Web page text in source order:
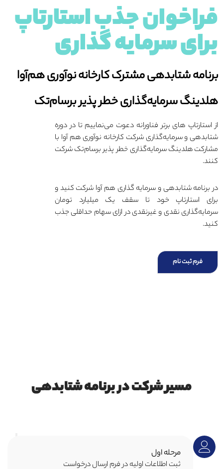
فراخوان جذب استارتاپ
برای سرمایه گذاری
برنامه شتابدهی مشترک کارخانه نوآوری هم‌آوا
هلدینگ سرمایه‌گذاری خطر پذیر برسام‌تک
از استارتاپ های برتر فناورانه دعوت می‌نماییم تا در دوره
شتابدهی و سرمایه‌گذاری شرکت کارخانه نوآوری هم آوا با
مشارکتهلدینگ سرمایه‌گذاری خطر پذیر برسام‌تکشرکت
کنند.
در برنامه شتابدهی و سرمایه گذاری هم آوا شرکت کنید و
برای استارتاپ خود تا سقف یک میلیارد تومان
سرمایه‌گذاری نقدی و غیرنقدی در ازای سهام حداقلی جذب
کنید.
فرم ثبت نام
مسیر شرکت در برنامه شتابدهی
مرحله اول
ثبت اطلاعات اولیه در فرم ارسال درخواست